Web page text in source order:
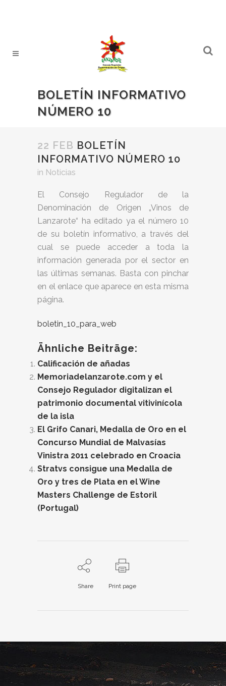
BOLETÍN INFORMATIVO
NÚMERO 10
22 FEB BOLETÍN
INFORMATIVO NÚMERO 10
in Noticias
El Consejo Regulador de la
Denominación de Origen „Vinos de
Lanzarote“ ha editado ya el número 10
de su boletín informativo, a través del
cual se puede acceder a toda la
información generada por el sector en
las últimas semanas. Basta con pinchar
en el enlace que aparece en esta misma
página.
boletin_10_para_web
Ähnliche Beiträge:
Calificación de añadas
Memoriadelanzarote.com y el
Consejo Regulador digitalizan el
patrimonio documental vitivinícola
de la isla
El Grifo Canari, Medalla de Oro en el
Concurso Mundial de Malvasías
Vinistra 2011 celebrado en Croacia
Stratvs consigue una Medalla de
Oro y tres de Plata en el Wine
Masters Challenge de Estoril
(Portugal)
Share Print page